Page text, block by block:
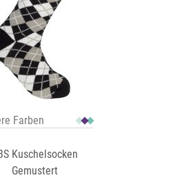
Farben
Kuschelsocken
Gemustert